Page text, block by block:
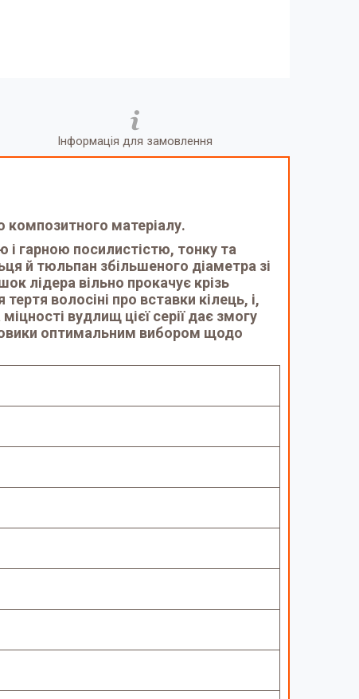
Інформація для замовлення
композитного матеріалу.
гарною посилистістю, тонку та
й тюльпан збільшеного діаметра зі
лідера вільно прокачує крізь
волосіні про вставки кілець, і,
вудлищ цієї серії дає змогу
оптимальним вибором щодо